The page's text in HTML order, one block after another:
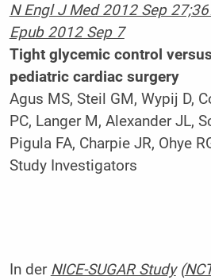
N Engl J Med 2012 Sep
Epub 2012 Sep 7
Tight glycemic control
pediatric cardiac surgery
Agus MS, Steil GM, Wypij D,
PC, Langer M, Alexander JL,
Pigula FA, Charpie JR, Ohye
Study Investigators
In der NICE-SUGAR Study(